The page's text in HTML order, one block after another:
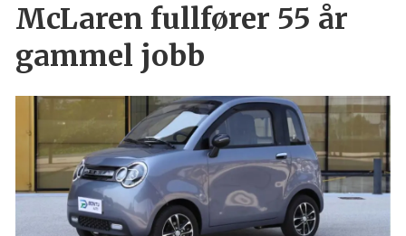
McLaren fullfører 55 år
gammel jobb